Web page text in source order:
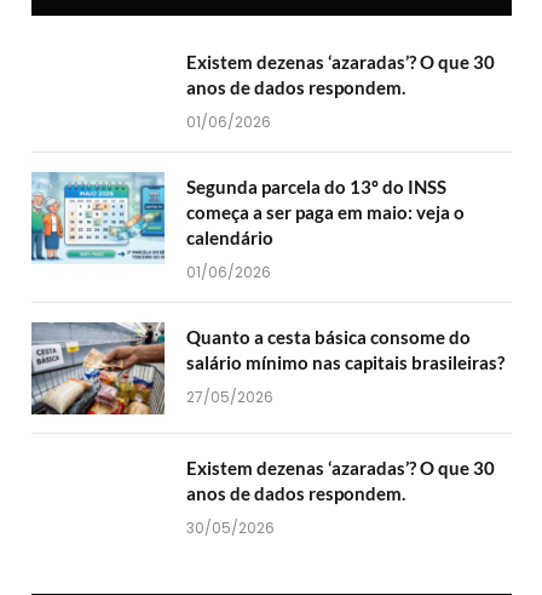
Existem dezenas ‘azaradas’? O que 30
anos de dados respondem.
01/06/2026
Segunda parcela do 13º do INSS
começa a ser paga em maio: veja o
calendário
01/06/2026
Quanto a cesta básica consome do
salário mínimo nas capitais brasileiras?
27/05/2026
Existem dezenas ‘azaradas’? O que 30
anos de dados respondem.
30/05/2026